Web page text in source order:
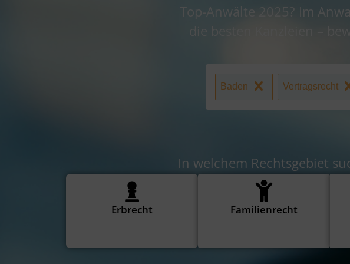
Top-Anwälte 2025? Im
die besten Kanzleien –
Baden Vertragsrecht
In welchem Rechtsgebiet
Erbrecht Familienrecht